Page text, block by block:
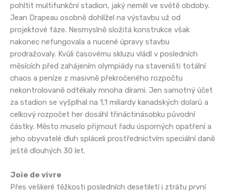
pohltit multifunkční stadion, jaký neměl ve světě obdoby.
Jean Drapeau osobně dohlížel na výstavbu už od
projektové fáze. Nesmyslně složitá konstrukce však
nakonec nefungovala a nucené úpravy stavbu
prodražovaly. Kvůli časovému skluzu vládl v posledních
měsících před zahájením olympiády na staveništi totální
chaos a peníze z masivně překročeného rozpočtu
nekontrolovaně odtékaly mnoha dírami. Jen samotný účet
za stadion se vyšplhal na 1,1 miliardy kanadských dolarů a
celkový rozpočet her dosáhl třináctinásobku původní
částky. Město muselo přijmout řadu úsporných opatření a
jeho obyvatelé dluh spláceli prostřednictvím speciální daně
ještě dlouhých 30 let.
Joie de vivre
Přes veškeré těžkosti posledních desetiletí i ztrátu první